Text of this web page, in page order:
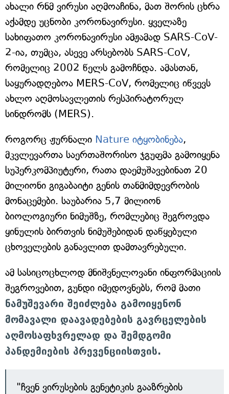
ახალი რნმ ვირუსი აღმოაჩინა, მათ შორის ცხრა
აქამდე უცნობი კორონავირუსი. ყველაზე
სახიფათო კორონავირუსი ამჟამად SARS-CoV-
2-ია, თუმცა, ასევე არსებობს SARS-CoV,
რომელიც 2002 წელს გამოჩნდა. ამასთან,
საყურადღებოა MERS-CoV, რომელიც იწვევს
ახლო აღმოსავლეთის რესპირატორულ
სინდრომს (MERS).
როგორც ჟურნალი Nature იტყობინება,
მკვლევართა საერთაშორისო ჯგუფმა გამოიყენა
სუპერკომპიუტერი, რათა დაემუშავებინათ 20
მილიონი გიგაბაიტი გენის თანმიმდევრობის
მონაცემები. საუბარია 5,7 მილიონ
ბიოლოგიური ნიმუშზე, რომლებიც შეგროვდა
ყინულის ბირთვის ნიმუშებიდან დაწყებული
ცხოველების განავლით დამთავრებული.
ამ სასიცოცხლოდ მნიშვნელოვანი ინფორმაციის
შეგროვებით, გუნდი იმედოვნებს, რომ მათი
ნამუშევარი შეიძლება გამოიყენონ
მომავალი დაავადებების გავრცელების
აღმოსაფხვრელად და შემდგომი
პანდემიების პრევენციისთვის.
"ჩვენ ვირუსების გენეტიკის გააზრების